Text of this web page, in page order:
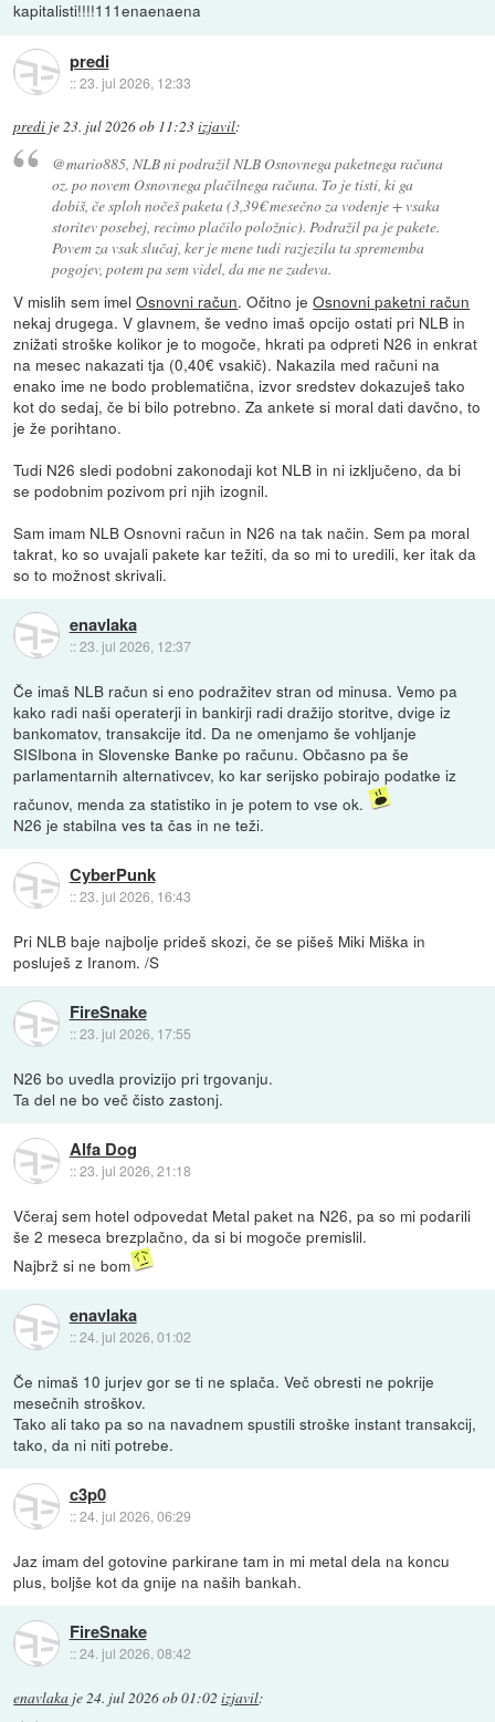
kapitalisti!!!!111enaenaena
predi
::23. jul 2026, 12:33
predi je23. jul 2026 ob 11:23izjavil:
@mario885, NLB ni podražil NLB Osnovnega paketnega računa
oz. po novem Osnovnega plačilnega računa. To je tisti, ki ga
dobiš, če sploh nočeš paketa (3,39€ mesečno za vodenje + vsaka
storitev posebej, recimo plačilo položnic). Podražil pa je pakete.
Povem za vsak slučaj, ker je mene tudi razjezila ta sprememba
pogojev, potem pa sem videl, da me ne zadeva.
V mislih sem imelOsnovni račun. Očitno jeOsnovni paketni račun
nekaj drugega. V glavnem, še vedno imaš opcijo ostati pri NLB in
znižati stroške kolikor je to mogoče, hkrati pa odpreti N26 in enkrat
na mesec nakazati tja (0,40€ vsakič). Nakazila med računi na
enako ime ne bodo problematična, izvor sredstev dokazuješ tako
kot do sedaj, če bi bilo potrebno. Za ankete si moral dati davčno, to
je že porihtano.
Tudi N26 sledi podobni zakonodaji kot NLB in ni izključeno, da bi
se podobnim pozivom pri njih izognil.
Sam imam NLB Osnovni račun in N26 na tak način. Sem pa moral
takrat, ko so uvajali pakete kar težiti, da so mi to uredili, ker itak da
so to možnost skrivali.
enavlaka
::23. jul 2026, 12:37
Če imaš NLB račun si eno podražitev stran od minusa. Vemo pa
kako radi naši operaterji in bankirji radi dražijo storitve, dvige iz
bankomatov, transakcije itd. Da ne omenjamo še vohljanje
SISIbona in Slovenske Banke po računu. Občasno pa še
parlamentarnih alternativcev, ko kar serijsko pobirajo podatke iz
računov, menda za statistiko in je potem to vse ok.
N26 je stabilna ves ta čas in ne teži.
CyberPunk
::23. jul 2026, 16:43
Pri NLB baje najbolje prideš skozi, če se pišeš Miki Miška in
posluješ z Iranom. /S
FireSnake
::23. jul 2026, 17:55
N26 bo uvedla provizijo pri trgovanju.
Ta del ne bo več čisto zastonj.
Alfa Dog
::23. jul 2026, 21:18
Včeraj sem hotel odpovedat Metal paket na N26, pa so mi podarili
še 2 meseca brezplačno, da si bi mogoče premislil.
Najbrž si ne bom
enavlaka
::24. jul 2026, 01:02
Če nimaš 10 jurjev gor se ti ne splača. Več obresti ne pokrije
mesečnih stroškov.
Tako ali tako pa so na navadnem spustili stroške instant transakcij,
tako, da ni niti potrebe.
c3p0
::24. jul 2026, 06:29
Jaz imam del gotovine parkirane tam in mi metal dela na koncu
plus, boljše kot da gnije na naših bankah.
FireSnake
::24. jul 2026, 08:42
enavlaka je24. jul 2026 ob 01:02 izjavil: